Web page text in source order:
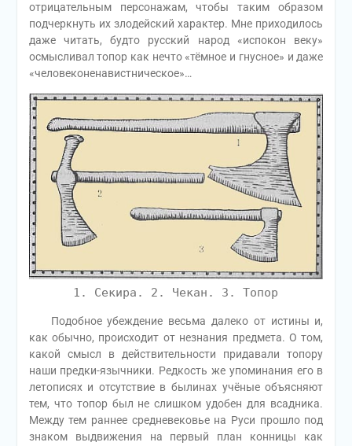
отрицательным персонажам, чтобы таким образом
подчеркнуть их злодейский характер. Мне приходилось
даже читать, будто русский народ «испокон веку»
осмысливал топор как нечто «тёмное и гнусное» и даже
«человеконенавистническое»…
1. Секира. 2. Чекан. 3. Топор
Подобное убеждение весьма далеко от истины и,
как обычно, происходит от незнания предмета. О том,
какой смысл в действительности придавали топору
наши предки-язычники. Редкость же упоминания его в
летописях и отсутствие в былинах учёные объясняют
тем, что топор был не слишком удобен для всадника.
Между тем раннее средневековье на Руси прошло под
знаком выдвижения на первый план конницы как